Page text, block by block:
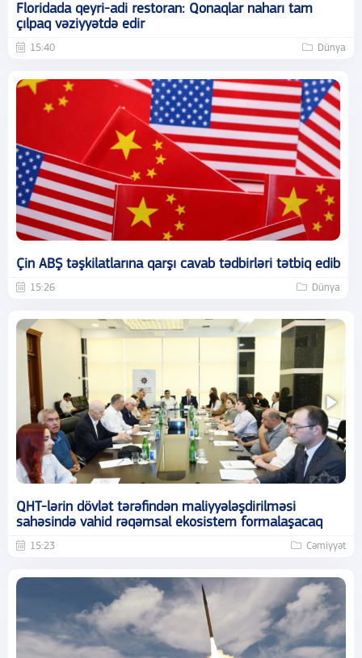
Floridada qeyri-adi restoran: Qonaqlar naharı tam
çılpaq vəziyyətdə edir
15:40 Dünya
Çin ABŞ təşkilatlarına qarşı cavab tədbirləri tətbiq edib
15:26 Dünya
QHT-lərin dövlət tərəfindən maliyyələşdirilməsi
sahəsində vahid rəqəmsal ekosistem formalaşacaq
15:23 Cəmiyyət